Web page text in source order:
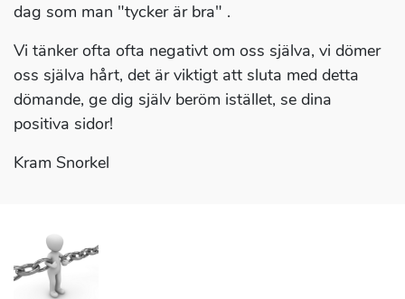
dag som man "tycker är bra" .
Vi tänker ofta ofta negativt om oss själva, vi dömer
oss själva hårt, det är viktigt att sluta med detta
dömande, ge dig själv beröm istället, se dina
positiva sidor!
Kram Snorkel